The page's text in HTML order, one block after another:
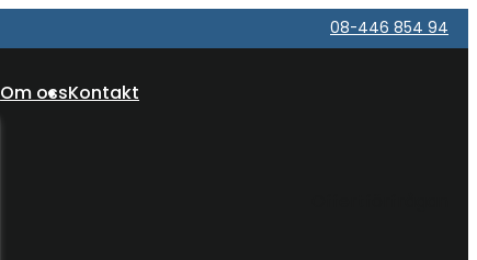
08-446 854 94
Om ossKontakt